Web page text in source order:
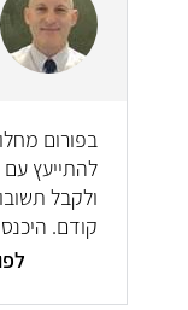
בפורום
להתייעץ
ולקבל
קודם.